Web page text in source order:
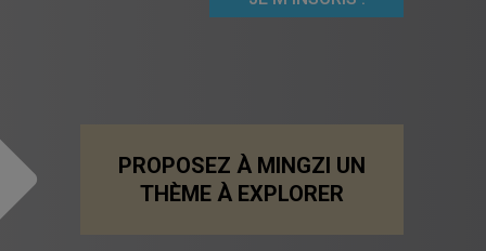
PROPOSEZ À MINGZI UN
THÈME À EXPLORER